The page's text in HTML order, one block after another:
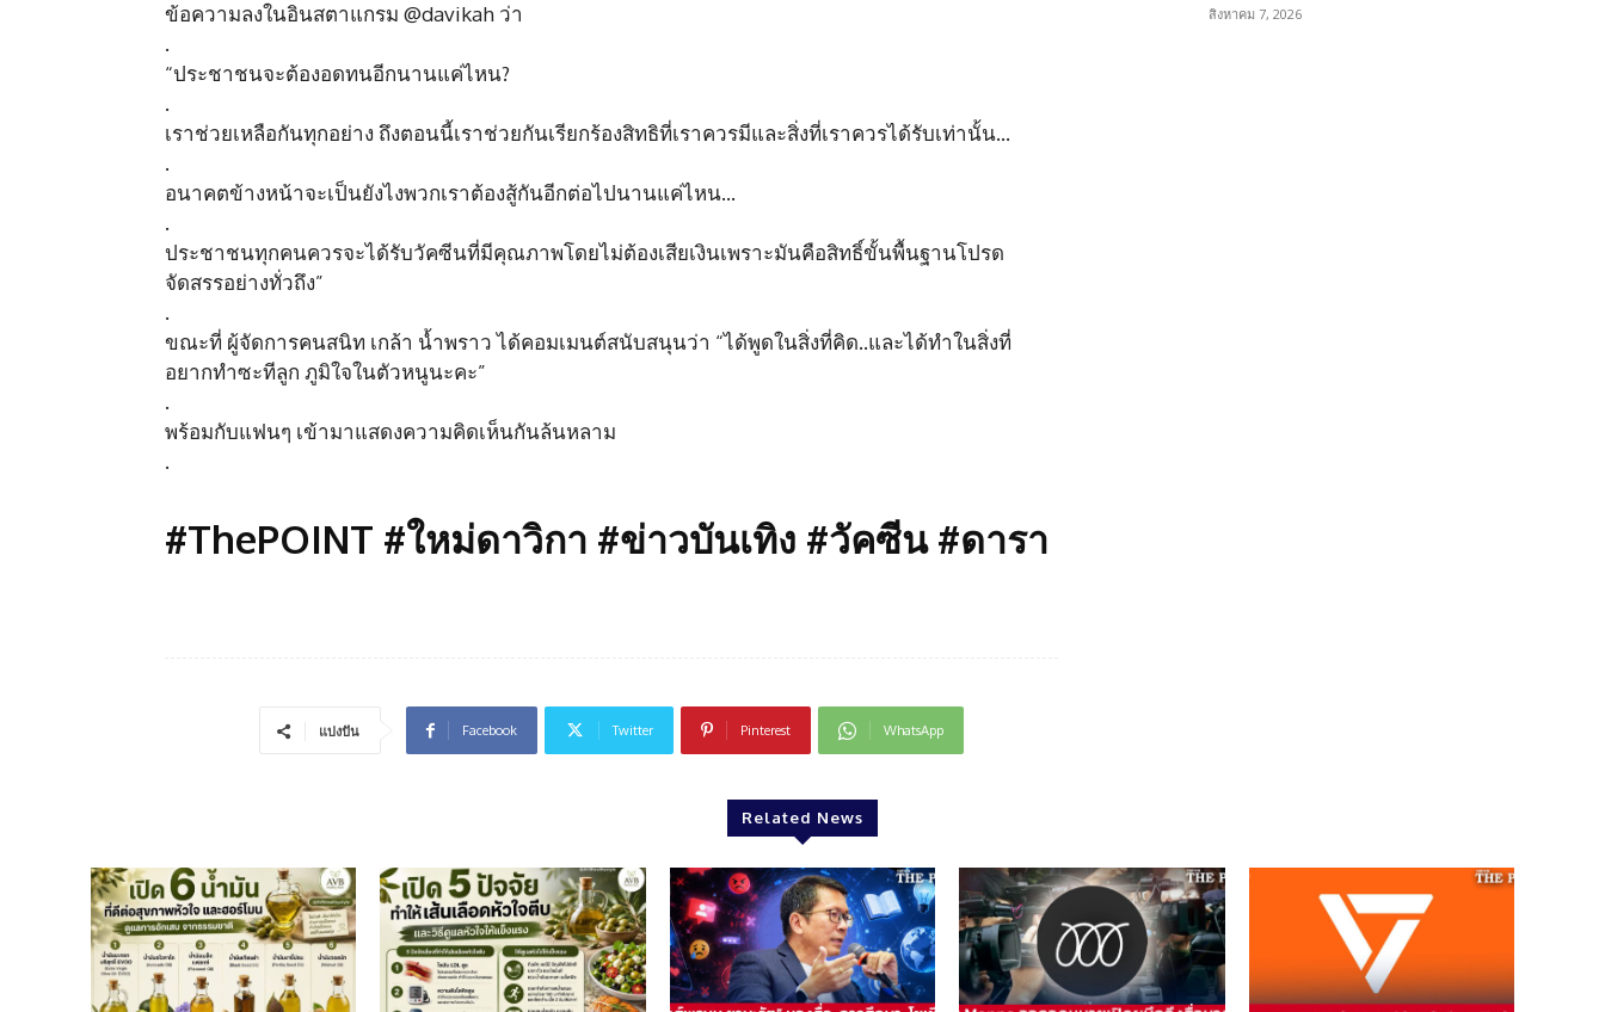
ข้อความลงในอินสตาแกรม @davikah ว่า
.
“ประชาชนจะต้องอดทนอีกนานแค่ไหน?
.
เราช่วยเหลือกันทุกอย่าง ถึงตอนนี้เราช่วยกันเรียกร้องสิทธิที่เราควรมีและสิ่งที่เราควรได้รับเท่านั้น…
.
อนาคตข้างหน้าจะเป็นยังไงพวกเราต้องสู้กันอีกต่อไปนานแค่ไหน…
.
ประชาชนทุกคนควรจะได้รับวัคซีนที่มีคุณภาพโดยไม่ต้องเสียเงินเพราะมันคือสิทธิ์ขั้นพื้นฐานโปรด
จัดสรรอย่างทั่วถึง”
.
ขณะที่ ผู้จัดการคนสนิท เกล้า น้ำพราว ได้คอมเมนต์สนับสนุนว่า “ได้พูดในสิ่งที่คิด..และได้ทำในสิ่งที่
อยากทำซะทีลูก ภูมิใจในตัวหนูนะคะ”
.
พร้อมกับแฟนๆ เข้ามาแสดงความคิดเห็นกันล้นหลาม
.
#ThePOINT #ใหม่ดาวิกา #ข่าวบันเทิง #วัคซีน #ดารา
แบ่งปัน Facebook Twitter Pinterest WhatsApp
สิงหาคม 7, 2026
Related News